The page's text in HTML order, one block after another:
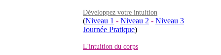
Développez votre intuition
(Niveau 1 - Niveau 2 - Niveau 3
Journée Pratique)
L'intuition du corps